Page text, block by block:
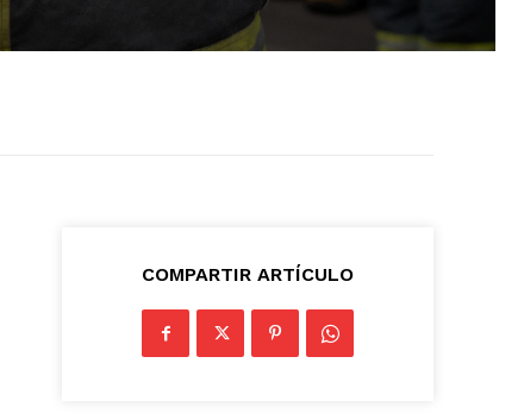
COMPARTIR ARTÍCULO